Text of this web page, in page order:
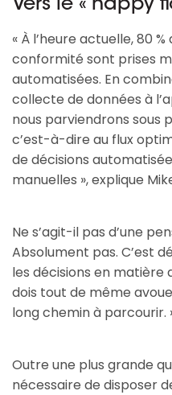
Vers le « happy
« À l’heure actuelle, 80
conformité sont prises
automatisées. En
collecte de données à
nous parviendrons sous
c’est-à-dire au flux
de décisions
manuelles », explique
Ne s’agit-il pas d’une
Absolument pas. C’est
les décisions en matière
dois tout de même
long chemin à parcourir.
Outre une plus grande
nécessaire de disposer